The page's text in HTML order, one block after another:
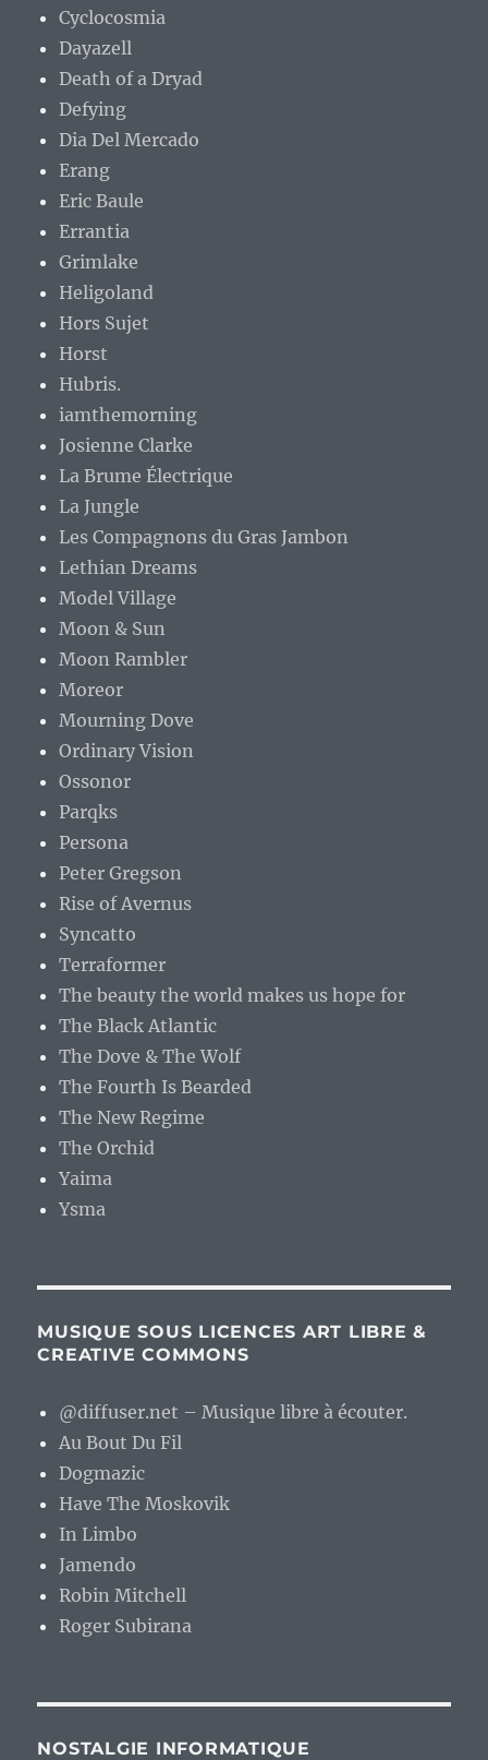
Cyclocosmia
Dayazell
Death of a Dryad
Defying
Dia Del Mercado
Erang
Eric Baule
Errantia
Grimlake
Heligoland
Hors Sujet
Horst
Hubris.
iamthemorning
Josienne Clarke
La Brume Électrique
La Jungle
Les Compagnons du Gras Jambon
Lethian Dreams
Model Village
Moon & Sun
Moon Rambler
Moreor
Mourning Dove
Ordinary Vision
Ossonor
Parqks
Persona
Peter Gregson
Rise of Avernus
Syncatto
Terraformer
The beauty the world makes us hope for
The Black Atlantic
The Dove & The Wolf
The Fourth Is Bearded
The New Regime
The Orchid
Yaima
Ysma
MUSIQUE SOUS LICENCES ART LIBRE &
CREATIVE COMMONS
@diffuser.net – Musique libre à écouter.
Au Bout Du Fil
Dogmazic
Have The Moskovik
In Limbo
Jamendo
Robin Mitchell
Roger Subirana
NOSTALGIE INFORMATIQUE